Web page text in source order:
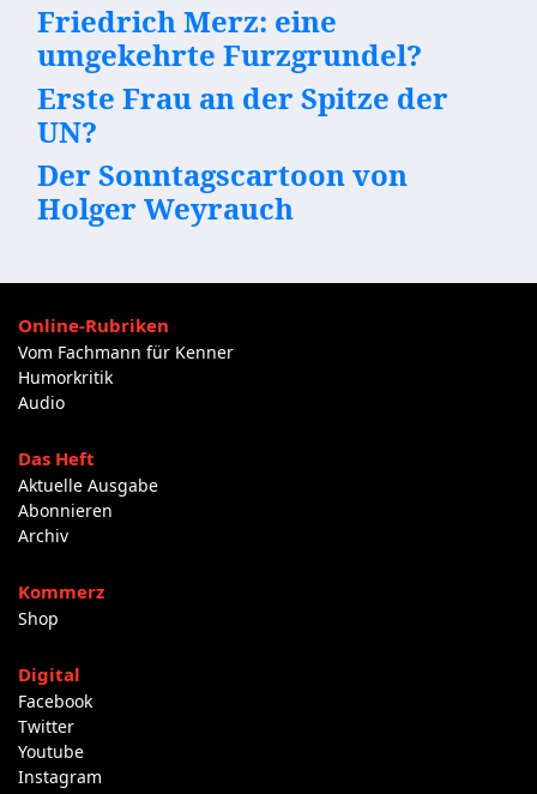
Friedrich Merz: eine
umgekehrte Furzgrundel?
Erste Frau an der Spitze der
UN?
Der Sonntagscartoon von
Holger Weyrauch
Online-Rubriken
Vom Fachmann für Kenner
Humorkritik
Audio
Das Heft
Aktuelle Ausgabe
Abonnieren
Archiv
Kommerz
Shop
Digital
Facebook
Twitter
Youtube
Instagram